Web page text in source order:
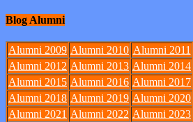
Blog Alumni
Alumni 2009 Alumni 2010 Alumni 2011
Alumni 2012 Alumni 2013 Alumni 2014
Alumni 2015 Alumni 2016 Alumni 2017
Alumni 2018 Alumni 2019 Alumni 2020
Alumni 2021 Alumni 2022 Alumni 2023